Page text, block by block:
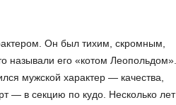
Он был тихим, скромным,
называли его «котом Леопольдом».
мужской характер — качества,
— в секцию по кудо. Несколько лет